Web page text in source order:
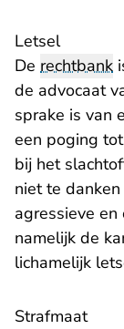
Letsel
De rechtbank
de advocaat
sprake is van
een poging
bij het
niet te
agressieve
namelijk de
lichamelijk
Strafmaat